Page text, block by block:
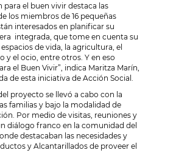
para el buen vivir destaca las
los miembros de 16 pequeñas
interesados en planificar su
integrada, que tome en cuenta su
de vida, la agricultura, el
y el ocio, entre otros. Y en eso
el Buen Vivir”, indica Maritza Marín,
de esta iniciativa de Acción Social.
proyecto se llevó a cabo con la
familias y bajo la modalidad de
Por medio de visitas, reuniones y
diálogo franco en la comunidad del
destacaban las necesidades y
y Alcantarillados de proveer el